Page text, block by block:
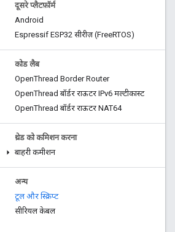
दूसरे प्लैटफ़ॉर्म
Android
Espressif ESP32 सीरीज़ (FreeRTOS)
कोड लैब
OpenThread Border Router
OpenThread बॉर्डर राऊटर IPv6 मल्टीकास्ट
OpenThread बॉर्डर राऊटर NAT64
थ्रेड को कमिशन करना
बाहरी कमीशन
अन्य
टूल और स्क्रिप्ट
सीरियल केबल